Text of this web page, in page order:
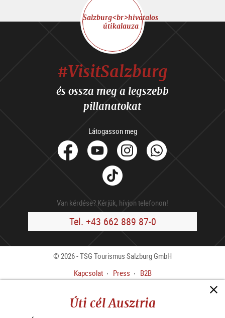
Úti cél Ausztria
Salzburg<br>hivatalos
útikalauza
#VisitSalzburg
és ossza meg a legszebb
pillanatokat
Látogasson meg
facebook
YoutubeInstagram
Tik
Tok
Van kérdése? Kérjük, hívjon telefonon!
Tel. +43 662 889 87-0
© 2026 - TSG Tourismus Salzburg GmbH
Kapcsolat
Press
B2B
Adatvédelmi előírások